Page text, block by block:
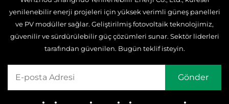
yenilenebilir enerji projeleri için yüksek verimli güneş panelleri
ve PV modüller sağlar. Geliştirilmiş fotovoltaik teknolojimiz,
güvenilir ve sürdürülebilir güç çözümleri sunar. Sektör liderleri
tarafından güvenilen. Bugün teklif isteyin.